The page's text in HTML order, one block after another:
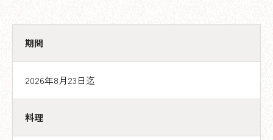
期間
2026年8月23日迄
料理